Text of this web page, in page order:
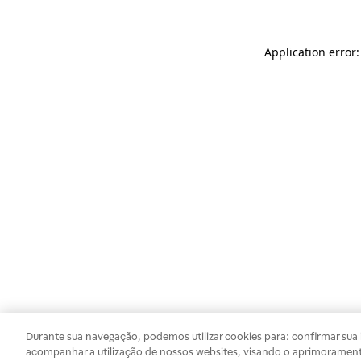
Application
Durante sua navegação, podemos utilizar cookies para: confirmar
acompanhar a utilização de nossos websites, visando o